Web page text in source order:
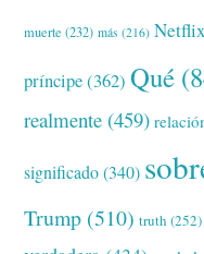
muerte (232) más (216) Netflix
príncipe(362) Qué
realmente (459)
significado(340)
Trump (510) truth (252)